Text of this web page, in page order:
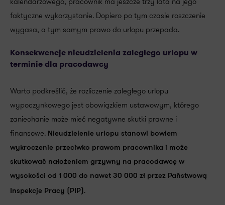
faktyczne wykorzystanie. Dopiero po tym czasie roszczenie
wygasa, a tym samym prawo do urlopu przepada.
Konsekwencje nieudzielenia zaległego urlopu w
terminie dla pracodawcy
Warto podkreślić, że rozliczenie zaległego urlopu
wypoczynkowego jest obowiązkiem ustawowym, którego
zaniechanie może mieć negatywne skutki prawne i
finansowe. Nieudzielenie urlopu stanowi bowiem
wykroczenie przeciwko prawom pracownika i może
skutkować nałożeniem grzywny na pracodawcę w
wysokości od 1 000 do nawet 30 000 zł przez Państwową
Inspekcje Pracy (PIP) .